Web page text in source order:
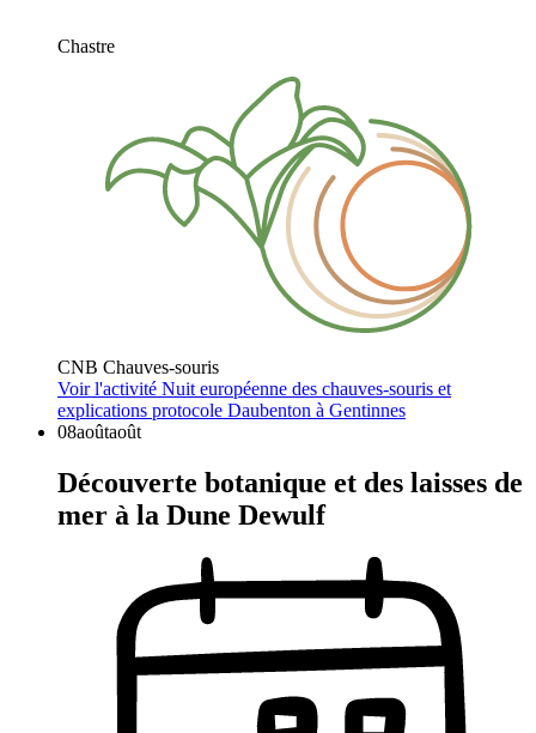
Chastre
CNB Chauves-souris
Voir l'activité Nuit européenne des chauves-souris et
explications protocole Daubenton à Gentinnes
08aoûtaoût
Découverte botanique et des laisses de
mer à la Dune Dewulf